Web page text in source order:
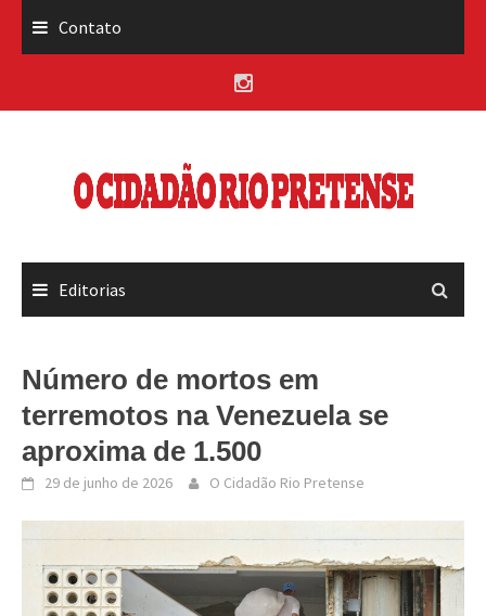
Contato
Editorias
Número de mortos em
terremotos na Venezuela se
aproxima de 1.500
29 de junho de 2026 O Cidadão Rio Pretense